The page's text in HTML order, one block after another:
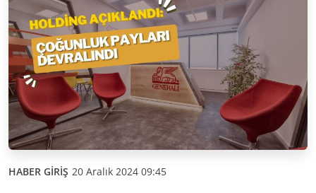
HABER GİRİŞ 20 Aralık 2024 09:45